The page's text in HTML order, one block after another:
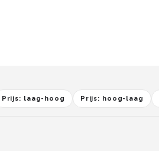
Prijs: laag-hoog Prijs: hoog-laag